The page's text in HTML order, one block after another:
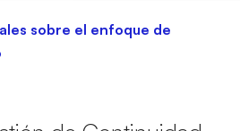
sobre el enfoque de